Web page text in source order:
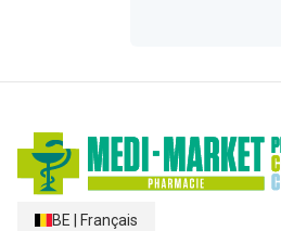
Information nutritionnelle moyenne
royale lyophilisée 334 mg
BE Français